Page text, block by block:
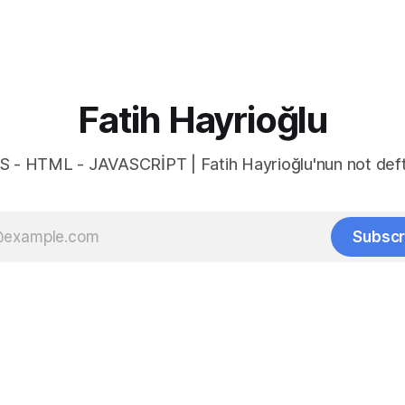
Fatih Hayrioğlu
- HTML - JAVASCRİPT | Fatih Hayrioğlu'nun not